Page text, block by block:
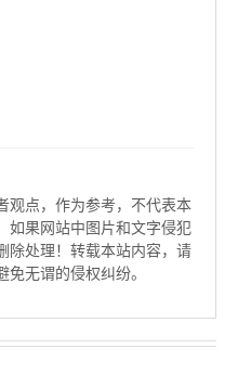
观点，作为参考，不代表本
如果网站中图片和文字侵犯
除处理！转载本站内容，请
无谓的侵权纠纷。